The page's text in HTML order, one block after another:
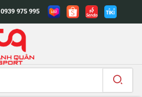
0939 975 995